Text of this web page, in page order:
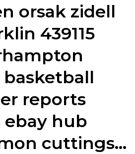
orsak zidell
439115
reports
ebay hub
cuttings…